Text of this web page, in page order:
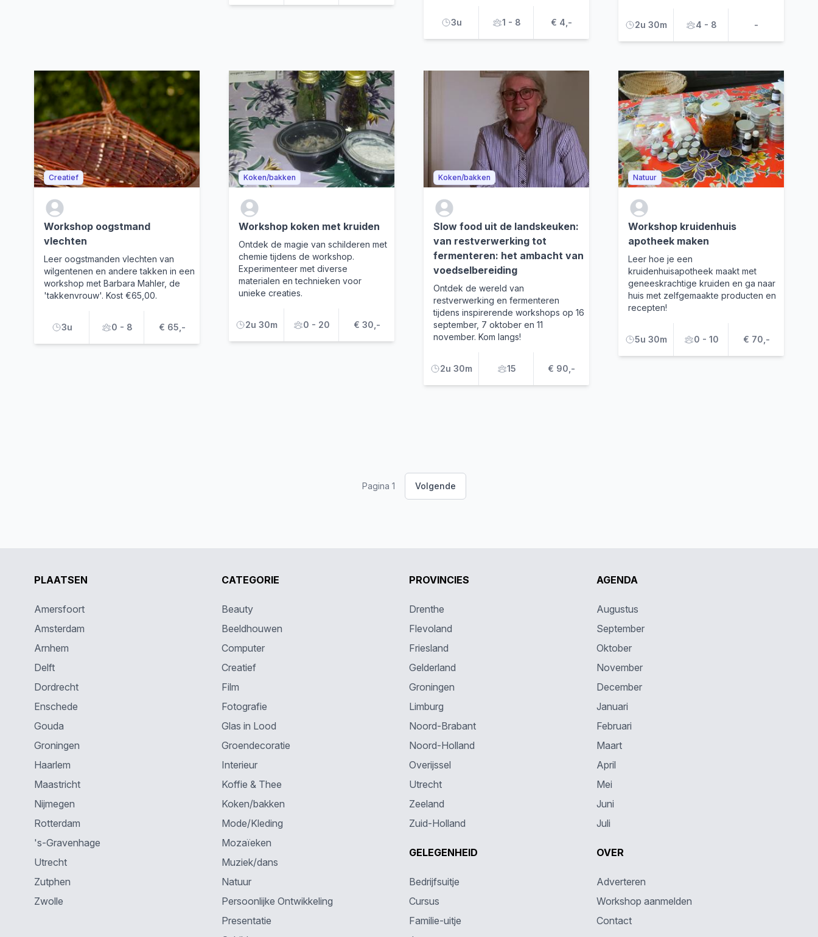
3u 1 - 8 € 4,- 2u 30m 4 - 8 -
Creatief
Workshop oogstmand
vlechten
Leer oogstmanden vlechten van
wilgentenen en andere takken in een
workshop met Barbara Mahler, de
'takkenvrouw'. Kost €65,00.
3u 0 - 8 € 65,-
Koken/bakken
Workshop koken met kruiden
Ontdek de magie van schilderen met
chemie tijdens de workshop.
Experimenteer met diverse
materialen en technieken voor
unieke creaties.
2u 30m 0 - 20 € 30,-
Koken/bakken
Slow food uit de landskeuken:
van restverwerking tot
fermenteren: het ambacht van
voedselbereiding
Ontdek de wereld van
restverwerking en fermenteren
tijdens inspirerende workshops op 16
september, 7 oktober en 11
november. Kom langs!
2u 30m 15 € 90,-
Natuur
Workshop kruidenhuis
apotheek maken
Leer hoe je een
kruidenhuisapotheek maakt met
geneeskrachtige kruiden en ga naar
huis met zelfgemaakte producten en
recepten!
5u 30m 0 - 10 € 70,-
Pagina 1 Volgende
PLAATSEN
Amersfoort
Amsterdam
Arnhem
Delft
Dordrecht
Enschede
Gouda
Groningen
Haarlem
Maastricht
Nijmegen
Rotterdam
's-Gravenhage
Utrecht
Zutphen
Zwolle
CATEGORIE
Beauty
Beeldhouwen
Computer
Creatief
Film
Fotografie
Glas in Lood
Groendecoratie
Interieur
Koffie & Thee
Koken/bakken
Mode/Kleding
Mozaïeken
Muziek/dans
Natuur
Persoonlijke Ontwikkeling
Presentatie
PROVINCIES
Drenthe
Flevoland
Friesland
Gelderland
Groningen
Limburg
Noord-Brabant
Noord-Holland
Overijssel
Utrecht
Zeeland
Zuid-Holland
GELEGENHEID
Bedrijfsuitje
Cursus
Familie-uitje
AGENDA
Augustus
September
Oktober
November
December
Januari
Februari
Maart
April
Mei
Juni
Juli
OVER
Adverteren
Workshop aanmelden
Contact